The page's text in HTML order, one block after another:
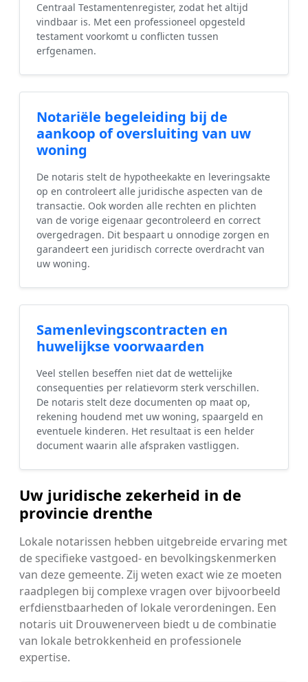
Centraal Testamentenregister, zodat het altijd
vindbaar is. Met een professioneel opgesteld
testament voorkomt u conflicten tussen
erfgenamen.
Notariële begeleiding bij de
aankoop of oversluiting van uw
woning
De notaris stelt de hypotheekakte en leveringsakte
op en controleert alle juridische aspecten van de
transactie. Ook worden alle rechten en plichten
van de vorige eigenaar gecontroleerd en correct
overgedragen. Dit bespaart u onnodige zorgen en
garandeert een juridisch correcte overdracht van
uw woning.
Samenlevingscontracten en
huwelijkse voorwaarden
Veel stellen beseffen niet dat de wettelijke
consequenties per relatievorm sterk verschillen.
De notaris stelt deze documenten op maat op,
rekening houdend met uw woning, spaargeld en
eventuele kinderen. Het resultaat is een helder
document waarin alle afspraken vastliggen.
Uw juridische zekerheid in de
provincie drenthe
Lokale notarissen hebben uitgebreide ervaring met
de specifieke vastgoed- en bevolkingskenmerken
van deze gemeente. Zij weten exact wie ze moeten
raadplegen bij complexe vragen over bijvoorbeeld
erfdienstbaarheden of lokale verordeningen. Een
notaris uit Drouwenerveen biedt u de combinatie
van lokale betrokkenheid en professionele
expertise.